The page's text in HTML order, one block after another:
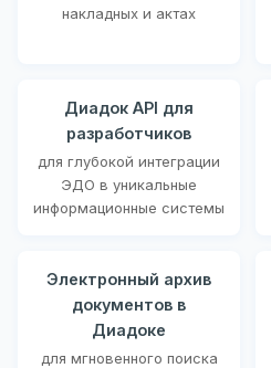
накладных и актах
Диадок API для
разработчиков
для глубокой интеграции
ЭДО в уникальные
информационные системы
Электронный архив
документов в
Диадоке
для мгновенного поиска